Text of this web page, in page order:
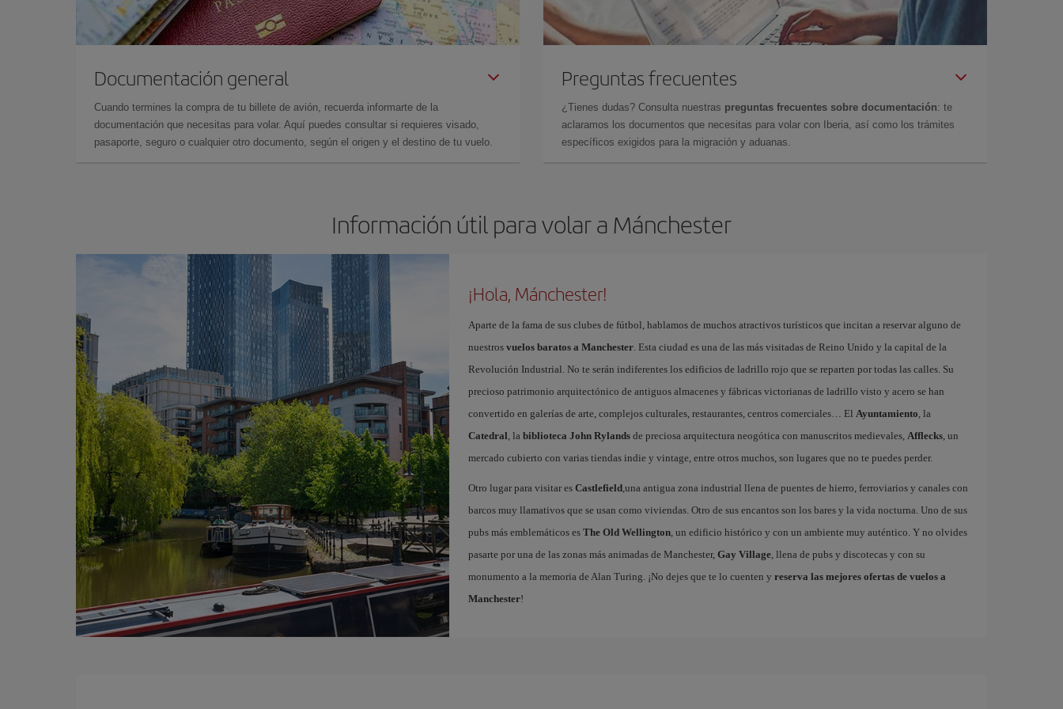
Documentación general
Cuando termines la compra de tu billete de avión, recuerda informarte de la
documentación que necesitas para volar. Aquí puedes consultar si requieres visado,
pasaporte, seguro o cualquier otro documento, según el origen y el destino de tu vuelo.
Preguntas frecuentes
¿Tienes dudas? Consulta nuestras preguntas frecuentes sobre documentación: te
aclaramos los documentos que necesitas para volar con Iberia, así como los trámites
específicos exigidos para la migración y aduanas.
Información útil para volar a Mánchester
¡Hola, Mánchester!
Aparte de la fama de sus clubes de fútbol, hablamos de muchos atractivos turísticos que incitan a reservar alguno de
nuestros vuelos baratos a Manchester. Esta ciudad es una de las más visitadas de Reino Unido y la capital de la
Revolución Industrial. No te serán indiferentes los edificios de ladrillo rojo que se reparten por todas las calles. Su
precioso patrimonio arquitectónico de antiguos almacenes y fábricas victorianas de ladrillo visto y acero se han
convertido en galerías de arte, complejos culturales, restaurantes, centros comerciales… El Ayuntamiento, la
Catedral, la biblioteca John Rylandsde preciosa arquitectura neogótica con manuscritos medievales, Afflecks, un
mercado cubierto con varias tiendas indie y vintage, entre otros muchos, son lugares que no te puedes perder.
Otro lugar para visitar es Castlefield,una antigua zona industrial llena de puentes de hierro, ferroviarios y canales con
barcos muy llamativos que se usan como viviendas. Otro de sus encantos son los bares y la vida nocturna. Uno de sus
pubs más emblemáticos es The Old Wellington, un edificio histórico y con un ambiente muy auténtico. Y no olvides
pasarte por una de las zonas más animadas de Manchester, Gay Village, llena de pubs y discotecas y con su
monumento a la memoria de Alan Turing. ¡No dejes que te lo cuenten y reserva las mejores ofertas de vuelos a
Manchester!